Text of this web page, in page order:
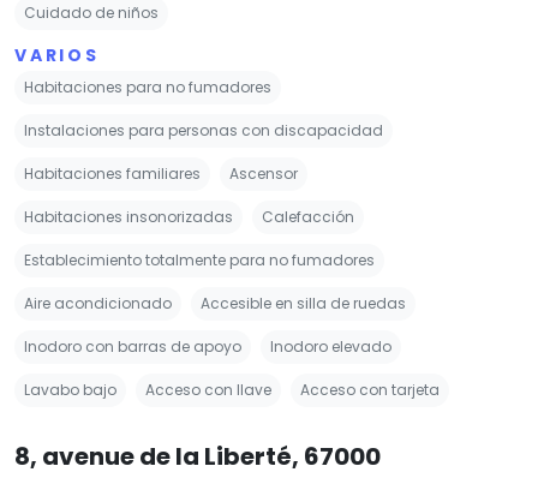
Cuidado de niños
VARIOS
Habitaciones para no fumadores
Instalaciones para personas con discapacidad
Habitaciones familiares Ascensor
Habitaciones insonorizadas Calefacción
Establecimiento totalmente para no fumadores
Aire acondicionado Accesible en silla de ruedas
Inodoro con barras de apoyo Inodoro elevado
Lavabo bajo Acceso con llave Acceso con tarjeta
8, avenue de la Liberté, 67000